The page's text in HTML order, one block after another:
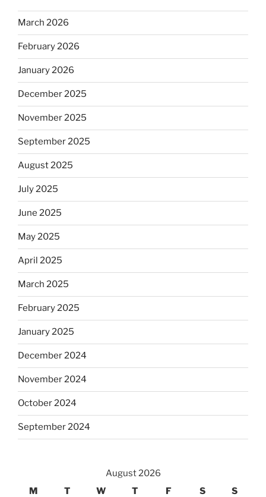
March 2026
February 2026
January 2026
December 2025
November 2025
September 2025
August 2025
July 2025
June 2025
May 2025
April 2025
March 2025
February 2025
January 2025
December 2024
November 2024
October 2024
September 2024
August 2026
M
T W T F S S